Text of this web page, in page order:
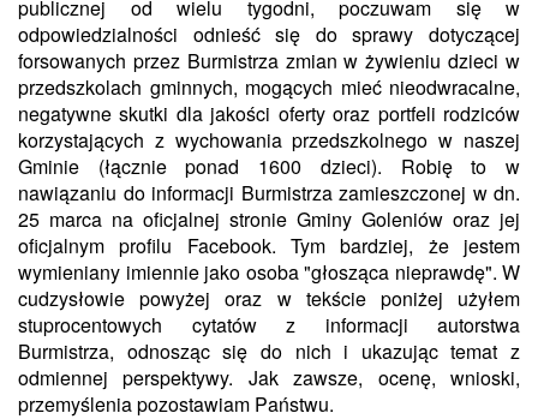
publicznej od wielu tygodni, poczuwam się w
odpowiedzialności odnieść się do sprawy dotyczącej
forsowanych przez Burmistrza zmian w żywieniu dzieci w
przedszkolach gminnych, mogących mieć nieodwracalne,
negatywne skutki dla jakości oferty oraz portfeli rodziców
korzystających z wychowania przedszkolnego w naszej
Gminie (łącznie ponad 1600 dzieci). Robię to w
nawiązaniu doinformacji Burmistrza zamieszczonej w dn.
25 marca na oficjalnej stronie Gminy Goleniów oraz jej
oficjalnym profilu Facebook. Tym bardziej, żejestem
wymieniany imiennie jako osoba"głosząca nieprawdę". W
cudzysłowie powyżej oraz w tekście poniżej użyłem
stuprocentowych cytatów z informacji autorstwa
Burmistrza, odnosząc się do nich i ukazując temat z
odmiennej perspektywy. Jak zawsze, ocenę, wnioski,
przemyślenia pozostawiam Państwu.